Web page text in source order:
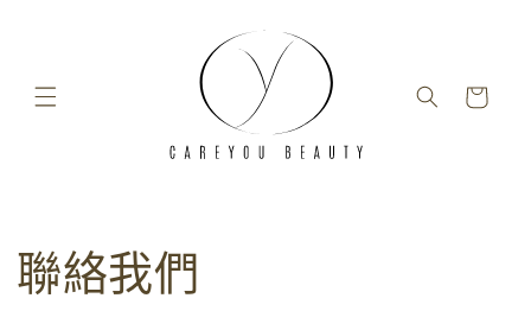
購物車
聯絡我們